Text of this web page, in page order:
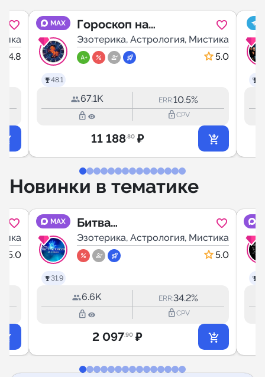
4.8
MAX
48.1
Гороскоп на
сегодня
Эзотерика, Астрология, Мистика
5.0
67.1K ERR:10.5%
lock_outline lock_outlineCPV
11 188.80 ₽
Новинки в тематике
5.0
MAX
31.9
Битва
Экстрасенсов
Эзотерика, Астрология, Мистика
5.0
6.6K ERR:34.2%
lock_outline lock_outlineCPV
2 097.90 ₽